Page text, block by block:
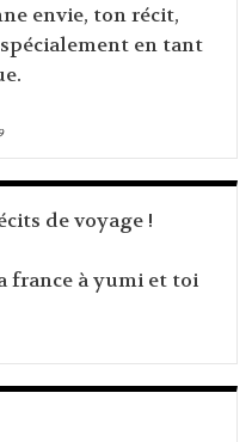
envie, ton récit,
en tant
de voyage !
france à yumi et toi